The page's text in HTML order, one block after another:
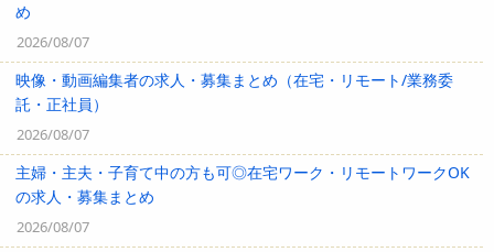
め
2026/08/07
映像・動画編集者の求人・募集まとめ（在宅・リモート/業務委
託・正社員）
2026/08/07
主婦・主夫・子育て中の方も可◎在宅ワーク・リモートワークOK
の求人・募集まとめ
2026/08/07